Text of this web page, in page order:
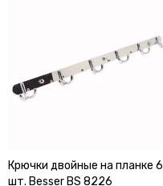
Крючки двойные на планке 6
шт. Besser BS 8226